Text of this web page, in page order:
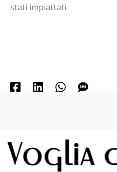
stati impiattati.